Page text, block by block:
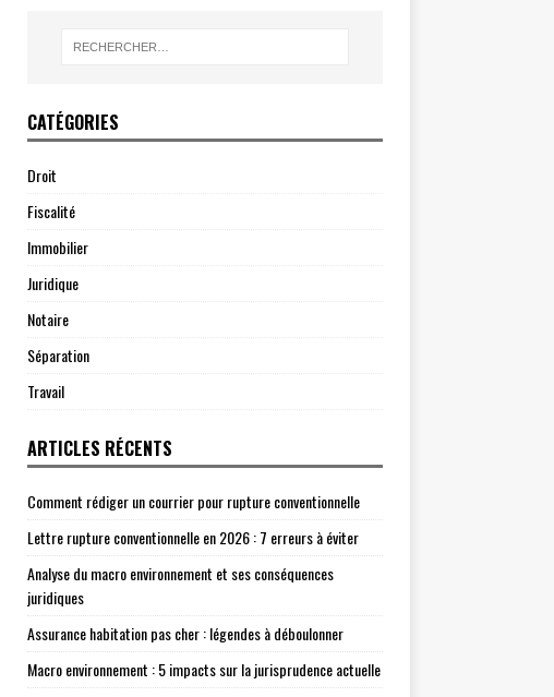
CATÉGORIES
Droit
Fiscalité
Immobilier
Juridique
Notaire
Séparation
Travail
ARTICLES RÉCENTS
Comment rédiger un courrier pour rupture conventionnelle
Lettre rupture conventionnelle en 2026 : 7 erreurs à éviter
Analyse du macro environnement et ses conséquences
juridiques
Assurance habitation pas cher : légendes à déboulonner
Macro environnement : 5 impacts sur la jurisprudence actuelle